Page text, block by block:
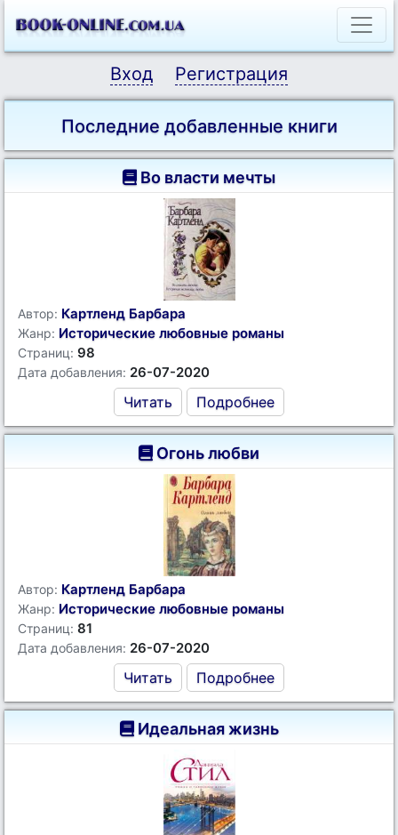
Вход Регистрация
Последние добавленные книги
Во власти мечты
Автор: Картленд Барбара
Жанр: Исторические любовные романы
Страниц: 98
Дата добавления: 26-07-2020
Читать Подробнее
Огонь любви
Автор: Картленд Барбара
Жанр: Исторические любовные романы
Страниц: 81
Дата добавления: 26-07-2020
Читать Подробнее
Идеальная жизнь